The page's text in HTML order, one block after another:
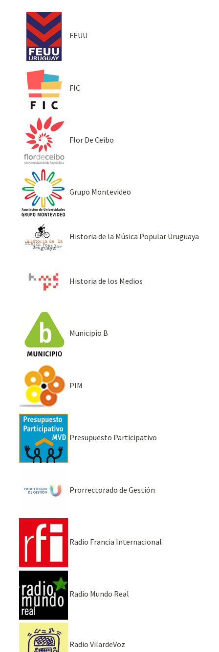
FEUU
FIC
Flor De Ceibo
Grupo Montevideo
Historia de la Música Popular Uruguaya
Historia de los Medios
Municipio B
PIM
Presupuesto Participativo
Prorrectorado de Gestión
Radio Francia Internacional
Radio Mundo Real
Radio VilardeVoz